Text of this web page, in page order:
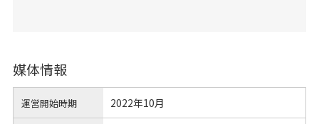
媒体情報
運営開始時期 2022年10月